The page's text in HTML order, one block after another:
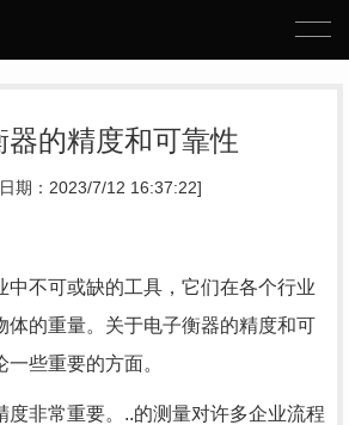
器的精度和可靠性
期：2023/7/12 16:37:22]
中不可或缺的工具，它们在各个行业
体的重量。关于电子衡器的精度和可
些重要的方面。
度非常重要。..的测量对许多企业流程